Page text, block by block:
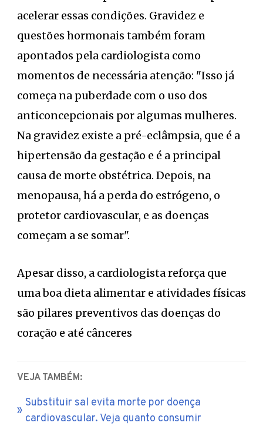
acelerar essas condições. Gravidez e
questões hormonais também foram
apontados pela cardiologista como
momentos de necessária atenção: "Isso já
começa na puberdade com o uso dos
anticoncepcionais por algumas mulheres.
Na gravidez existe a pré-eclâmpsia, que é a
hipertensão da gestação e é a principal
causa de morte obstétrica. Depois, na
menopausa, há a perda do estrógeno, o
protetor cardiovascular, e as doenças
começam a se somar".
Apesar disso, a cardiologista reforça que
uma boa dieta alimentar e atividades físicas
são pilares preventivos das doenças do
coração e até cânceres
VEJA TAMBÉM:
Substituir sal evita morte por doença
cardiovascular. Veja quanto consumir